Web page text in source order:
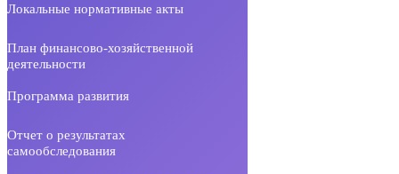
Локальные нормативные акты
План финансово-хозяйственной
деятельности
Программа развития
Отчет о результатах
самообследования